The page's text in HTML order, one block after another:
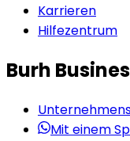
Karrieren
Hilfezentrum
Burh
Mit einem